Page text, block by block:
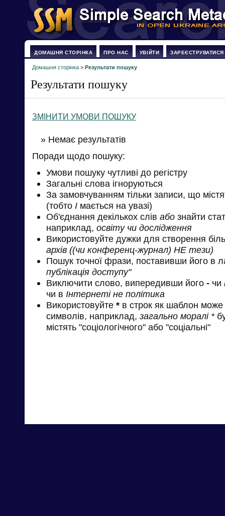
ДОМАШНЯ СТОРІНКА ПРО НАС УВІЙТИ ЗАРЕЄСТРУВАТИСЯ
Домашня сторінка > Результати пошуку
Результати пошуку
ЗМІНИТИ УМОВИ ПОШУКУ
» Немає результатів
Поради щодо пошуку:
Умови пошуку чутливі до регістру
Загальні слова ігноруються
За замовчуванням тільки записи, що
(тобто І мається на увазі)
Об'єднання декількох слів або знайти
наприклад, освіту чи дослідження
Використовуйте дужки для створення
архів ((чи конференц-журнал) НЕ тези)
Пошук точної фрази, поставивши його в
публікація доступу"
Виключити слово, випередивши його - чи
чи в Інтернеті не політика
Використовуйте * в строк як шаблон може
символів, наприклад, загально моралі *
містять "соціологічного" або "соціальні"